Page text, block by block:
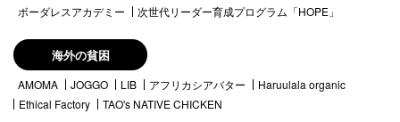
ボーダレスアカデミー 次世代リーダー育成プログラム「HOPE」
海外の貧困
AMOMA JOGGO LIB アフリカシアバター
Haruulala organic
Ethical Factory
TAO's NATIVE CHICKEN